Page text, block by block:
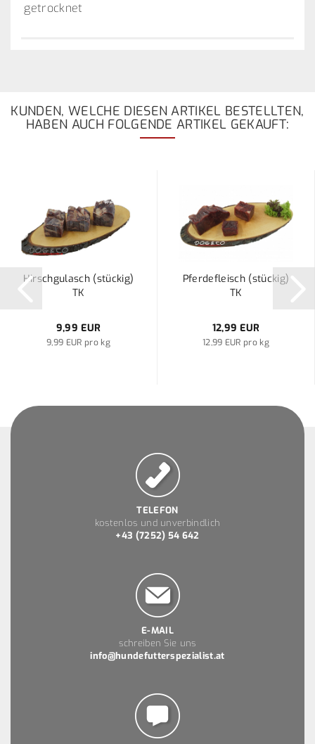
getrocknet
KUNDEN, WELCHE DIESEN ARTIKEL BESTELLTEN,
HABEN AUCH FOLGENDE ARTIKEL GEKAUFT:
Hirschgulasch (stückig)
TK
9,99 EUR
9,99 EUR pro kg
Pferdefleisch (stückig)
TK
12,99 EUR
12,99 EUR pro kg
TELEFON
kostenlos und unverbindlich
+43 (7252) 54 642
E-MAIL
schreiben Sie uns
info@hundefutterspezialist.at